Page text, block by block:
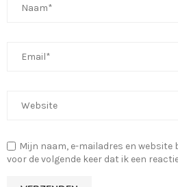
Mijn naam, e-mailadres en website
voor de volgende keer dat ik een